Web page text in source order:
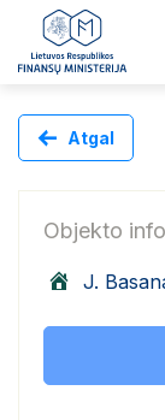
Atgal
Objekto
J.